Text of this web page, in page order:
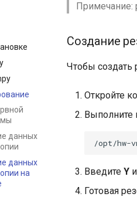
данных
данных
на
Примечание:
Создание
Чтобы
Откройте
Выполните
Введите Y
Готовая